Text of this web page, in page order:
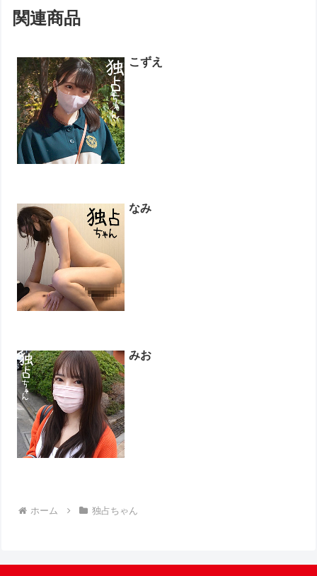
関連商品
こずえ
なみ
みお
ホーム 独占ちゃん